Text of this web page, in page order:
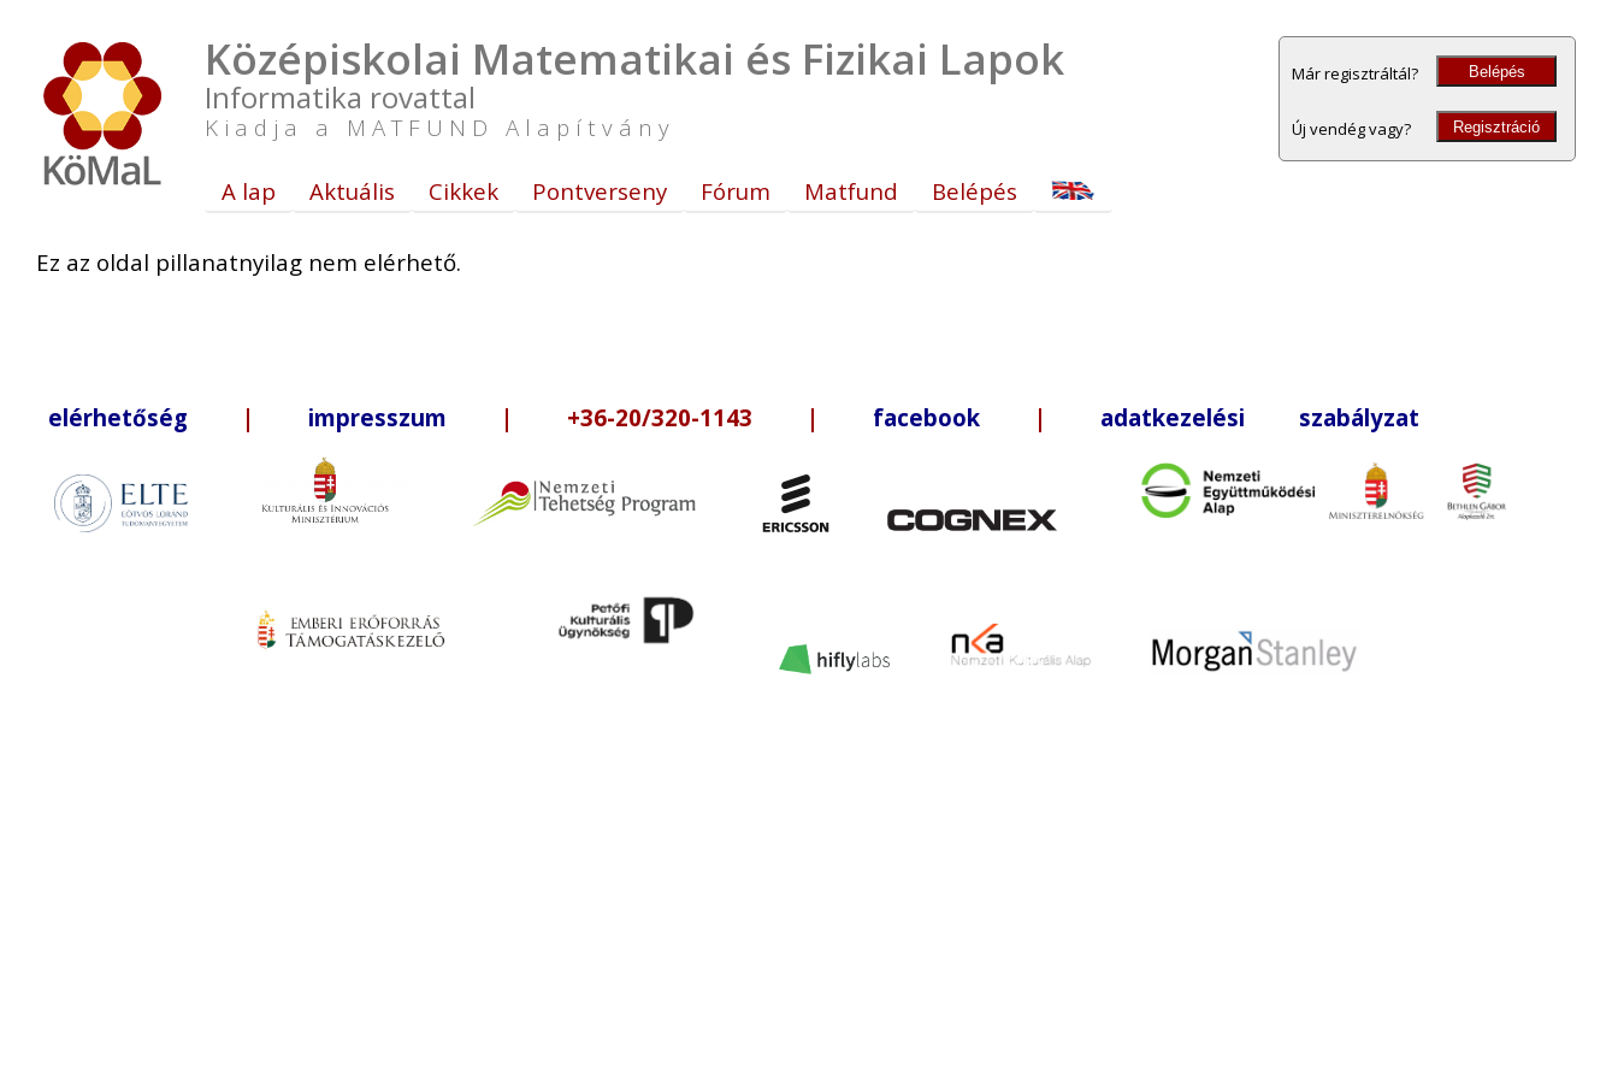
Középiskolai Matematikai és Fizikai Lapok
Informatika rovattal
Kiadja a MATFUND Alapítvány
Már regisztráltál? Belépés
Új vendég vagy? Regisztráció
A lap Aktuális Cikkek Pontverseny Fórum Matfund Belépés
Ez az oldal pillanatnyilag nem elérhető.
elérhetőség | impresszum | +36-20/320-1143 | facebook | adatkezelési szabályzat